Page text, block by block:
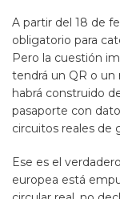
A partir del 18 de
obligatorio para
Pero la cuestión
tendrá un QR o un
habrá construido
pasaporte con
circuitos reales de
Ese es el
europea está